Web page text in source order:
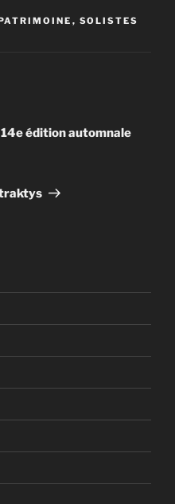
, SOLISTES
édition automnale